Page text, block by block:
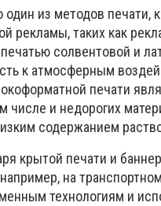
из методов печати,
рекламы, таких как
печатью солвентовой и
к атмосферным
печати
числе и недорогих
содержанием
крытой печати и
на
технологиям и